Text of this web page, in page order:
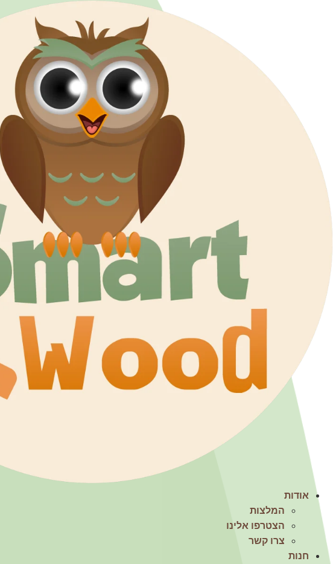
אודות
המלצות
הצטרפו אלינו
צרו קשר
חנות
הכרחי
את
העוגיות
אפשר
לכבות,
הן